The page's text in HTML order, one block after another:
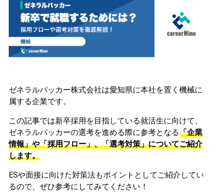
ゼネラルパッカー株式会社は愛知県に本社を置く機械に
属する企業です。
この記事では新卒採用を目指している就活生に向けて、
ゼネラルパッカーの選考を進める際に参考となる「企業
情報」や「採用フロー」、「選考対策」についてご紹介
します。
ESや面接に向けた対策法もポイントとしてご紹介してい
るので、ぜひ参考にしてみてください！